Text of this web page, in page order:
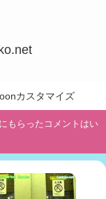
カスタマイズ
もらったコメントはい